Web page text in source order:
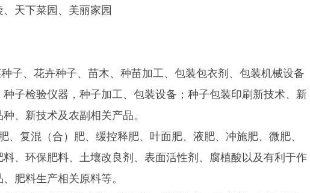
天下菜园、美丽家园
子、花卉种子、苗木、种苗加工、包装包衣剂、包装机械设备
种子检验仪器，种子加工、包装设备；种子包装印刷新技术、新
、新技术及农副相关产品。
、复混（合）肥、缓控释肥、叶面肥、液肥、冲施肥、微肥、
、环保肥料、土壤改良剂、表面活性剂、腐植酸以及有利于作
肥料生产相关原料等。